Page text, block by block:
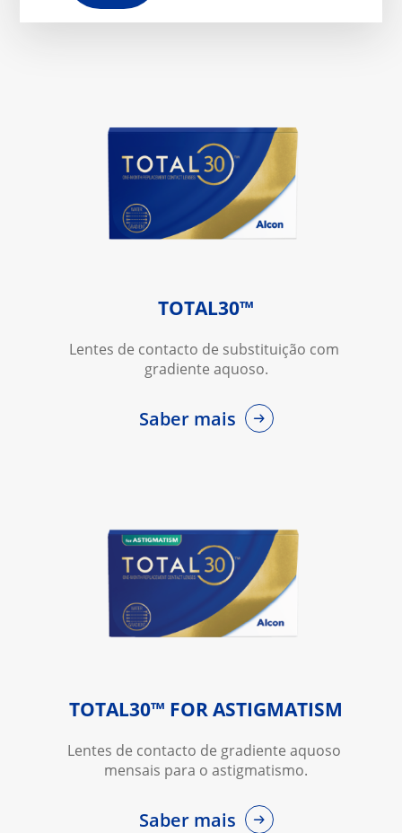
TOTAL30™
Lentes de contacto de substituição com
gradiente aquoso.
Saber mais
TOTAL30™ FOR ASTIGMATISM
Lentes de contacto de gradiente aquoso
mensais para o astigmatismo.
Saber mais